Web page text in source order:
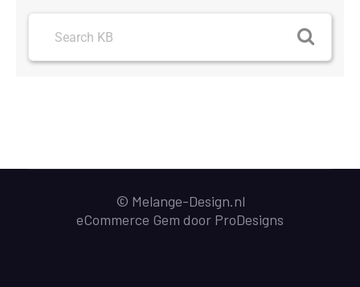
© Melange-Design.nl
eCommerce Gem door ProDesigns